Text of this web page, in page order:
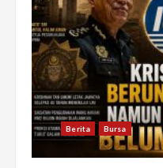
Berita Bursa